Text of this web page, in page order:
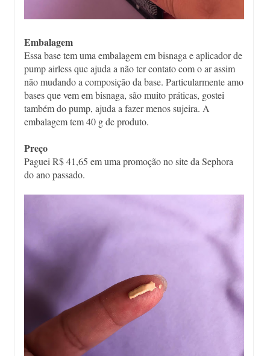
Embalagem
Essa base tem uma embalagem em bisnaga e aplicador de
pump airless que ajuda a não ter contato com o ar assim
não mudando a composição da base. Particularmente amo
bases que vem em bisnaga, são muito práticas, gostei
também do pump, ajuda a fazer menos sujeira. A
embalagem tem 40 g de produto.
Preço
Paguei R$ 41,65 em uma promoção no site da Sephora
do ano passado.